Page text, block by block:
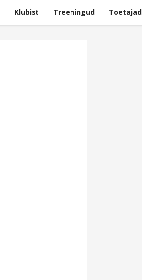
Klubist Treeningud Toetajad